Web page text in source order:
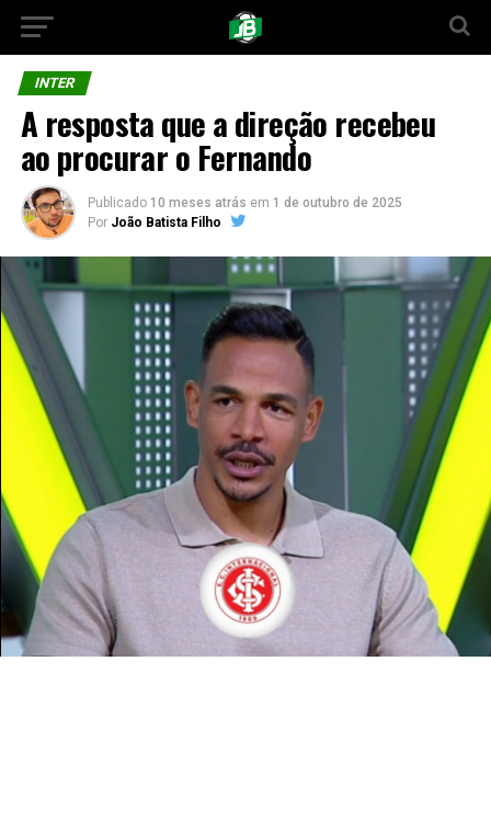
INTER
A resposta que a direção recebeu
ao procurar o Fernando
Publicado 10 meses atrás em 1 de outubro de 2025
Por João Batista Filho